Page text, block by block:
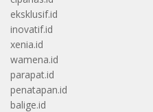
eksklusif.id
inovatif.id
xenia.id
wamena.id
parapat.id
penatapan.id
balige.id